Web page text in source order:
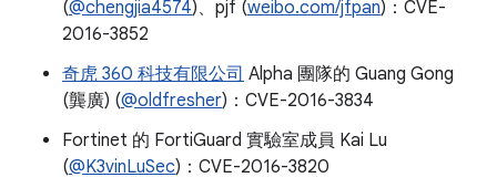
(@chengjia4574)、pjf (weibo.com/jfpan)：CVE-
2016-3852
奇虎 360 科技有限公司 Alpha 團隊的 Guang Gong
(龔廣) (@oldfresher)：CVE-2016-3834
Fortinet 的 FortiGuard 實驗室成員 Kai Lu
(@K3vinLuSec)：CVE-2016-3820